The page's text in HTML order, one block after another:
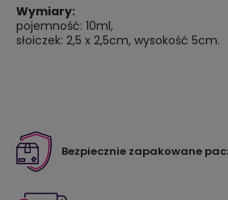
Wymiary:
pojemność: 10ml,
słoiczek: 2,5 x 2,5cm, wysokość 5cm.
Bezpiecznie zapakowane